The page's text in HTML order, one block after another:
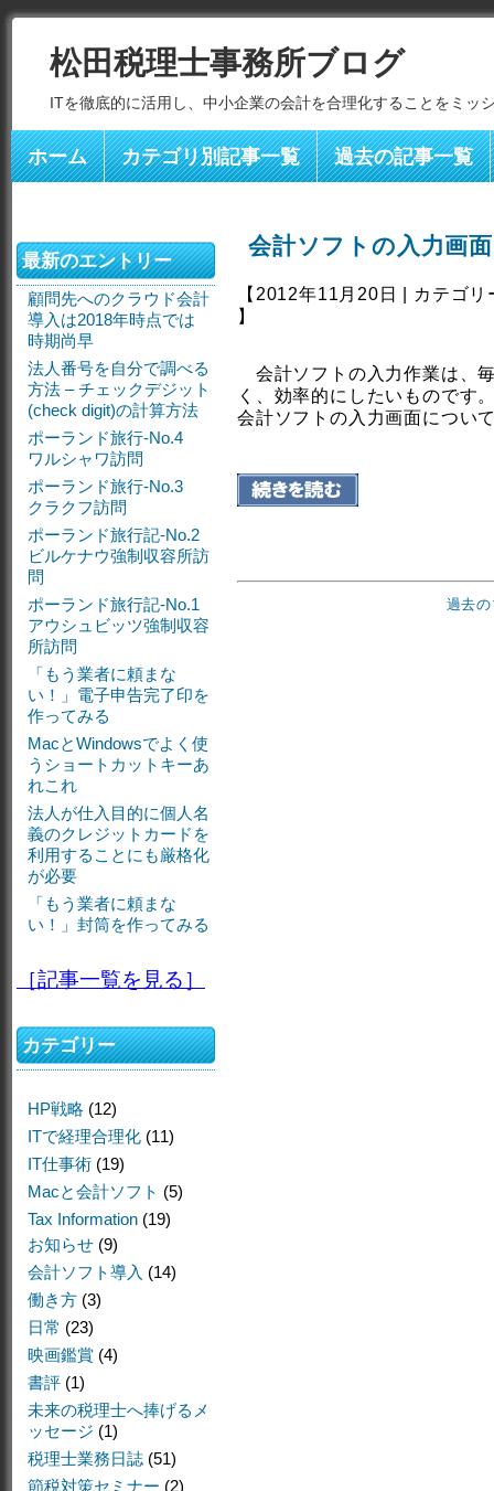
松田税理士事務所ブログ
ITを徹底的に活用し、中小企業の会計を合理化することをミッ
ホーム カテゴリ別記事一覧 過去の記事一覧
会計ソフトの入力画
【2012年11月20日 | カテゴリ
】
会計ソフトの入力作業は、
く、効率的にしたいものです
会計ソフトの入力画面につい
過去
最新のエントリー
顧問先へのクラウド会計
導入は2018年時点では
時期尚早
法人番号を自分で調べる
方法 – チェックデジット
(check digit)の計算方法
ポーランド旅行-No.4
ワルシャワ訪問
ポーランド旅行-No.3
クラクフ訪問
ポーランド旅行記-No.2
ビルケナウ強制収容所訪
問
ポーランド旅行記-No.1
アウシュビッツ強制収容
所訪問
「もう業者に頼まな
い！」電子申告完了印を
作ってみる
MacとWindowsでよく使
うショートカットキーあ
れこれ
法人が仕入目的に個人名
義のクレジットカードを
利用することにも厳格化
が必要
「もう業者に頼まな
い！」封筒を作ってみる
［記事一覧を見る］
カテゴリー
HP戦略 (12)
ITで経理合理化 (11)
IT仕事術 (19)
Macと会計ソフト (5)
Tax Information (19)
お知らせ (9)
会計ソフト導入 (14)
働き方 (3)
日常 (23)
映画鑑賞 (4)
書評 (1)
未来の税理士へ捧げるメ
ッセージ (1)
税理士業務日誌 (51)
節税対策セミナー (2)